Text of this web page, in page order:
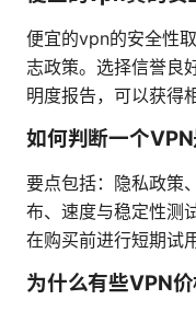
便宜的vpn的安全性
志政策。选择信誉良
明度报告，可以获得
如何判断一个VPN
要点包括：隐私政策
布、速度与稳定性测
在购买前进行短期试用
为什么有些VPN